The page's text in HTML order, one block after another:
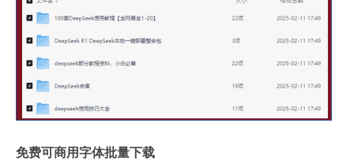
免费可商用字体批量下载